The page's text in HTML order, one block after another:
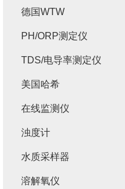
德国WTW
PH/ORP测定仪
TDS/电导率测定仪
美国哈希
在线监测仪
浊度计
水质采样器
溶解氧仪